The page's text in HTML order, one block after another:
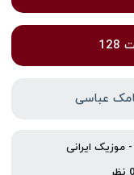
عباسی
-موزیک ایرانی